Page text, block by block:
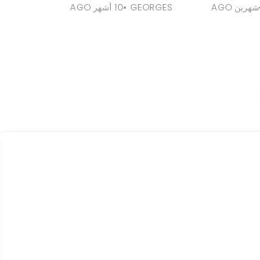
شهرين AGO GEORGES 10 أشهر AGO